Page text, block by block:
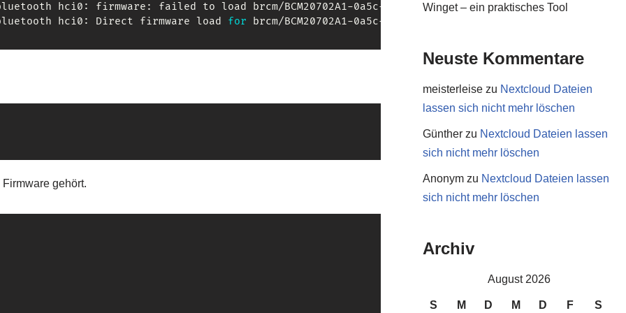
hci0: firmware: failed to load brcm/BCM20702A1-0a5c-21e6.hcd (-2)
hci0: Direct firmware load for
gehört.
Winget – ein praktisches Tool
Neuste Kommentare
meisterleise zu Nextcloud Dateien
lassen sich nicht mehr löschen
Günther zu Nextcloud Dateien lassen
sich nicht mehr löschen
Anonym zu Nextcloud Dateien lassen
sich nicht mehr löschen
Archiv
August 2026
S M D M D F S